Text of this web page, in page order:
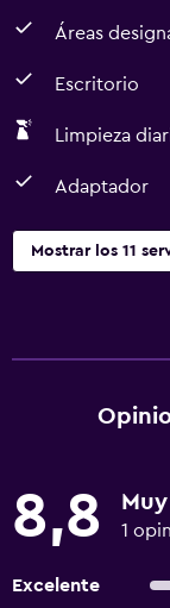
Áreas
Escritorio
Limpieza
Adaptador
Mostrar los 11
8,8 1
Excelente